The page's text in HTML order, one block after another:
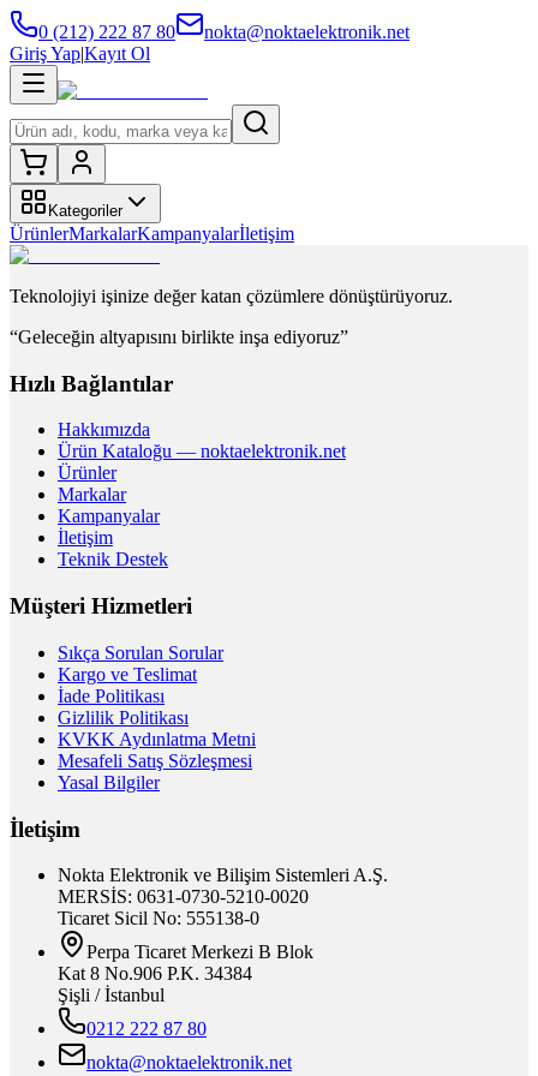
0 (212) 222 87 80
nokta@noktaelektronik.net
Giriş Yap|Kayıt Ol
Kategoriler
ÜrünlerMarkalarKampanyalarİletişim
Teknolojiyi işinize değer katan çözümlere dönüştürüyoruz.
“Geleceğin altyapısını birlikte inşa ediyoruz”
Hızlı Bağlantılar
Hakkımızda
Ürün Kataloğu — noktaelektronik.net
Ürünler
Markalar
Kampanyalar
İletişim
Teknik Destek
Müşteri Hizmetleri
Sıkça Sorulan Sorular
Kargo ve Teslimat
İade Politikası
Gizlilik Politikası
KVKK Aydınlatma Metni
Mesafeli Satış Sözleşmesi
Yasal Bilgiler
İletişim
Nokta Elektronik ve Bilişim Sistemleri A.Ş.
MERSİS: 0631-0730-5210-0020
Ticaret Sicil No: 555138-0
Perpa Ticaret Merkezi B Blok
Kat 8 No.906 P.K. 34384
Şişli / İstanbul
0212 222 87 80
nokta@noktaelektronik.net